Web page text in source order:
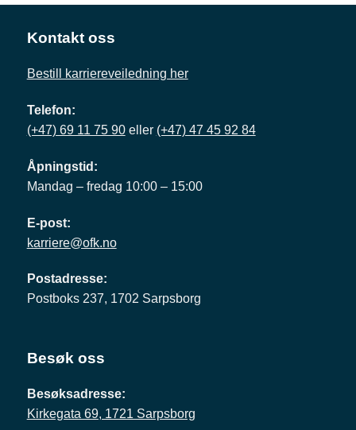
Kontakt oss
Bestill karriereveiledning her
Telefon:
(+47) 69 11 75 90eller (+47) 47 45 92 84
Åpningstid:
Mandag – fredag 10:00 – 15:00
E-post:
karriere@ofk.no
Postadresse:
Postboks 237, 1702 Sarpsborg
Besøk oss
Besøksadresse:
Kirkegata 69, 1721 Sarpsborg